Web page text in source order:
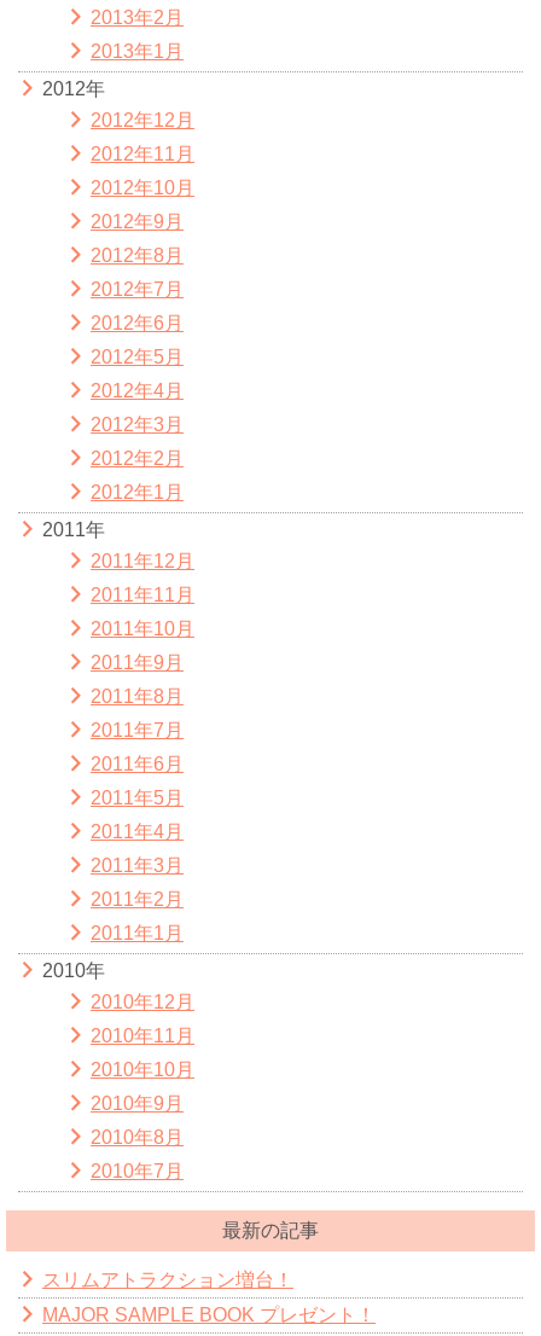
2013年2月
2013年1月
2012年
2012年12月
2012年11月
2012年10月
2012年9月
2012年8月
2012年7月
2012年6月
2012年5月
2012年4月
2012年3月
2012年2月
2012年1月
2011年
2011年12月
2011年11月
2011年10月
2011年9月
2011年8月
2011年7月
2011年6月
2011年5月
2011年4月
2011年3月
2011年2月
2011年1月
2010年
2010年12月
2010年11月
2010年10月
2010年9月
2010年8月
2010年7月
最新の記事
スリムアトラクション増台！
MAJOR SAMPLE BOOK プレゼント！